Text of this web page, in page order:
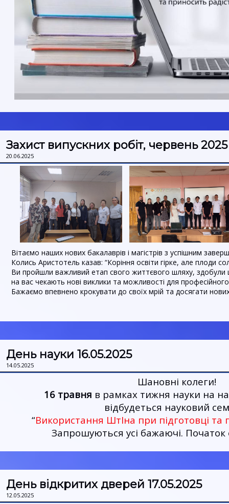
Захист випускних робіт, червень 2025
20.06.2025
Вітаємо наших нових бакалаврів і магістрів з успішним
Колись Аристотель казав: “Коріння освіти гірке, але плоди
Ви пройшли важливий етап свого життєвого шляху, здобули
на вас чекають нові виклики та можливості для
Бажаємо впевнено крокувати до своїх мрій та досягати
День науки 16.05.2025
14.05.2025
Шановні колеги!
16 травня в рамках тижня науки на
відбудеться науковий
“Використання ШтІна при підготовці та
Запрошуються усі бажаючі.
День відкритих дверей 17.05.2025
12.05.2025